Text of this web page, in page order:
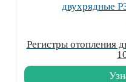
Регистры отопления